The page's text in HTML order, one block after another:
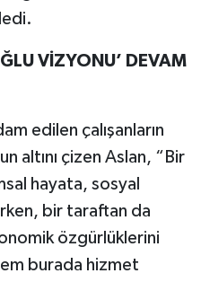
VİZYONU’ DEVAM
edilen çalışanların
altını çizen Aslan, “Bir
hayata, sosyal
bir taraftan da
özgürlüklerini
burada hizmet